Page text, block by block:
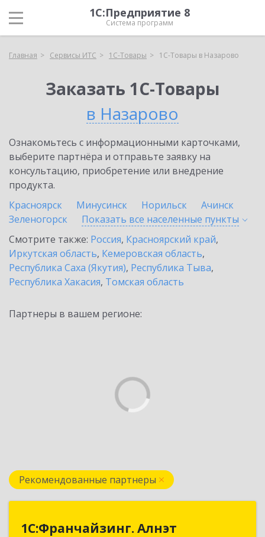
1С:Предприятие 8
Система программ
Главная Сервисы ИТС 1С-Товары 1С-Товары в Назарово
Заказать 1С-Товары
в Назарово
Ознакомьтесь с информационными карточками,
выберите партнёра и отправьте заявку на
консультацию, приобретение или внедрение
продукта.
Красноярск
Минусинск Норильск
Ачинск
Зеленогорск
Показать все населенные пункты
Смотрите также: Россия, Красноярский край,
Иркутская область, Кемеровская область,
Республика Саха (Якутия), Республика Тыва,
Республика Хакасия, Томская область
Партнеры в вашем регионе:
Рекомендованные партнеры
1С:Франчайзинг. Алнэт
1С:Франчайзинг. Алнэт